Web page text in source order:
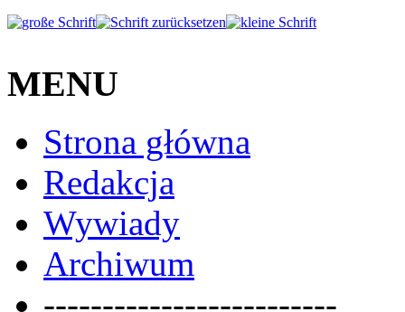
MENU
Strona główna
Redakcja
Wywiady
Archiwum